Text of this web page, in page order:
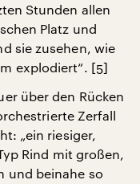
Stunden allen
Platz und
sie zusehen, wie
explodiert“. [5]
über den Rücken
Zerfall
„ein riesiger,
Rind mit großen,
und beinahe so